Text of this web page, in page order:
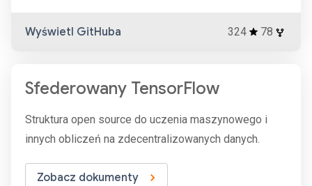
Wyświetl GitHuba 324 78
Sfederowany TensorFlow
Struktura open source do uczenia maszynowego i
innych obliczeń na zdecentralizowanych danych.
Zobacz dokumenty